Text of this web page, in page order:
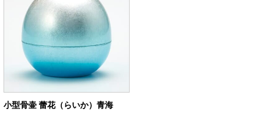
小型骨壷 蕾花（らいか）青海